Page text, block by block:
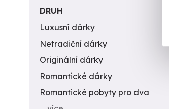
DRUH
Luxusní dárky
Netradiční dárky
Originální dárky
Romantické dárky
Romantické pobyty pro dva